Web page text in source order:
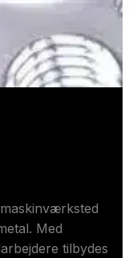
Med
tilbydes